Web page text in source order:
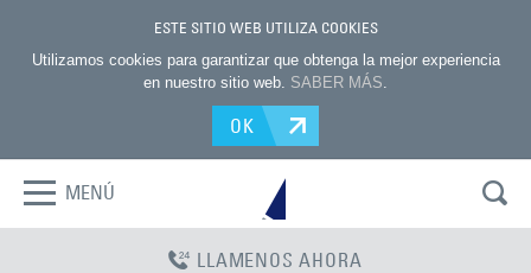
ESTE SITIO WEB UTILIZA COOKIES
Utilizamos cookies para garantizar que obtenga la mejor experiencia
en nuestro sitio web. SABER MÁS.
OK
MENÚ
LLAMENOS AHORA